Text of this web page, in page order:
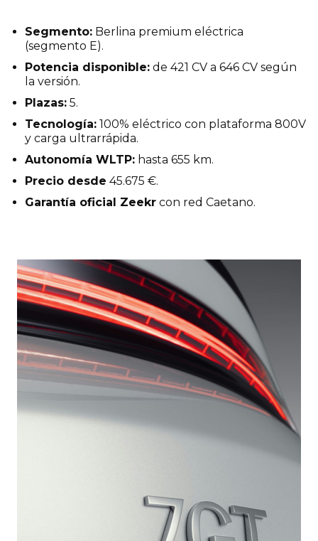
Segmento: Berlina premium eléctrica
(segmento E).
Potencia disponible: de 421 CV a 646 CV según
la versión.
Plazas: 5.
Tecnología: 100% eléctrico con plataforma 800V
y carga ultrarrápida.
Autonomía WLTP: hasta 655 km.
Precio desde 45.675 €.
Garantía oficial Zeekr con red Caetano.